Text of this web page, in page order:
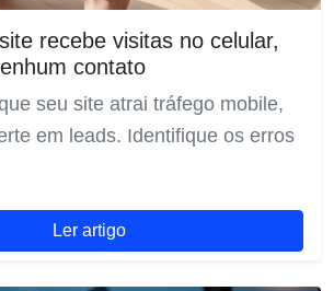
recebe visitas no celular,
contato
seu site atrai tráfego mobile,
em leads. Identifique os erros
Ler artigo